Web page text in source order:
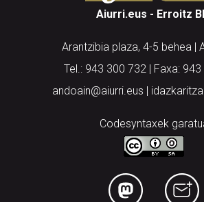
Aiurri.eus - Erroitz
Arantzibia plaza, 4-5 behea |
Tel.: 943 300 732 | Faxa: 943
andoain@aiurri.eus |
Codesyntaxek